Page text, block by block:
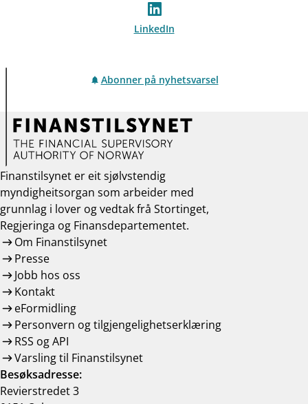
LinkedIn
Abonner på nyhetsvarsel
Finanstilsynet er eit sjølvstendig
myndigheitsorgan som arbeider med
grunnlag i lover og vedtak frå Stortinget,
Regjeringa og Finansdepartementet.
Om Finanstilsynet
Presse
Jobb hos oss
Kontakt
eFormidling
Personvern og tilgjengelighetserklæring
RSS og API
Varsling til Finanstilsynet
Besøksadresse:
Revierstredet 3